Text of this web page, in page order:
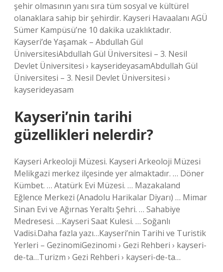
şehir olmasının yanı sıra tüm sosyal ve kültürel
olanaklara sahip bir şehirdir. Kayseri Havaalanı AGÜ
Sümer Kampüsü’ne 10 dakika uzaklıktadır.
Kayseri’de Yaşamak – Abdullah Gül
ÜniversitesiAbdullah Gül Üniversitesi – 3. Nesil
Devlet Üniversitesi › kayserideyasamAbdullah Gül
Üniversitesi – 3. Nesil Devlet Üniversitesi ›
kayserideyasam
Kayseri’nin tarihi
güzellikleri nelerdir?
Kayseri Arkeoloji Müzesi. Kayseri Arkeoloji Müzesi
Melikgazi merkez ilçesinde yer almaktadır. … Döner
Kümbet. … Atatürk Evi Müzesi. … Mazakaland
Eğlence Merkezi (Anadolu Harikalar Diyarı) … Mimar
Sinan Evi ve Ağırnas Yeraltı Şehri. … Sahabiye
Medresesi. …Kayseri Saat Kulesi. … Soğanlı
Vadisi.Daha fazla yazı…Kayseri’nin Tarihi ve Turistik
Yerleri – GezinomiGezinomi › Gezi Rehberi › kayseri-
de-ta…Turizm › Gezi Rehberi › kayseri-de-ta…